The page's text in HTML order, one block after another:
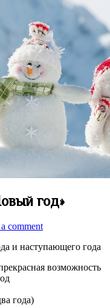
год»
comment
и наступающего года
возможность
года)